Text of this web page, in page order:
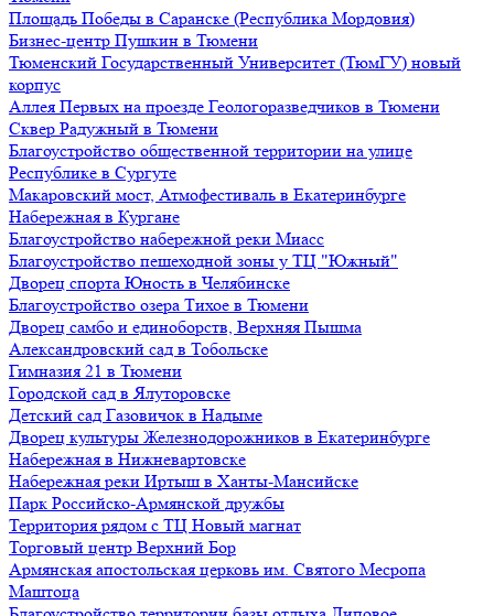
Площадь Победы в Саранске (Республика Мордовия)
Бизнес-центр Пушкин в Тюмени
Тюменский Государственный Университет (ТюмГУ) новый
корпус
Аллея Первых на проезде Геологоразведчиков в Тюмени
Сквер Радужный в Тюмени
Благоустройство общественной территории на улице
Республике в Сургуте
Макаровский мост, Атмофестиваль в Екатеринбурге
Набережная в Кургане
Благоустройство набережной реки Миасс
Благоустройство пешеходной зоны у ТЦ "Южный"
Дворец спорта Юность в Челябинске
Благоустройство озера Тихое в Тюмени
Дворец самбо и единоборств, Верхняя Пышма
Александровский сад в Тобольске
Гимназия 21 в Тюмени
Городской сад в Ялуторовске
Детский сад Газовичок в Надыме
Дворец культуры Железнодорожников в Екатеринбурге
Набережная в Нижневартовске
Набережная реки Иртыш в Ханты-Мансийске
Парк Российско-Армянской дружбы
Территория рядом с ТЦ Новый магнат
Торговый центр Верхний Бор
Армянская апостольская церковь им. Святого Месропа
Маштоца